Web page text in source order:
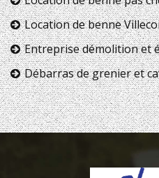
Location de benne
Entreprise démolition et
Débarras de grenier et